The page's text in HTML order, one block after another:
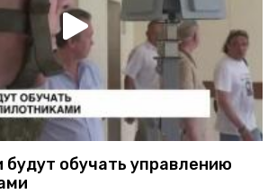
будут обучать управлению